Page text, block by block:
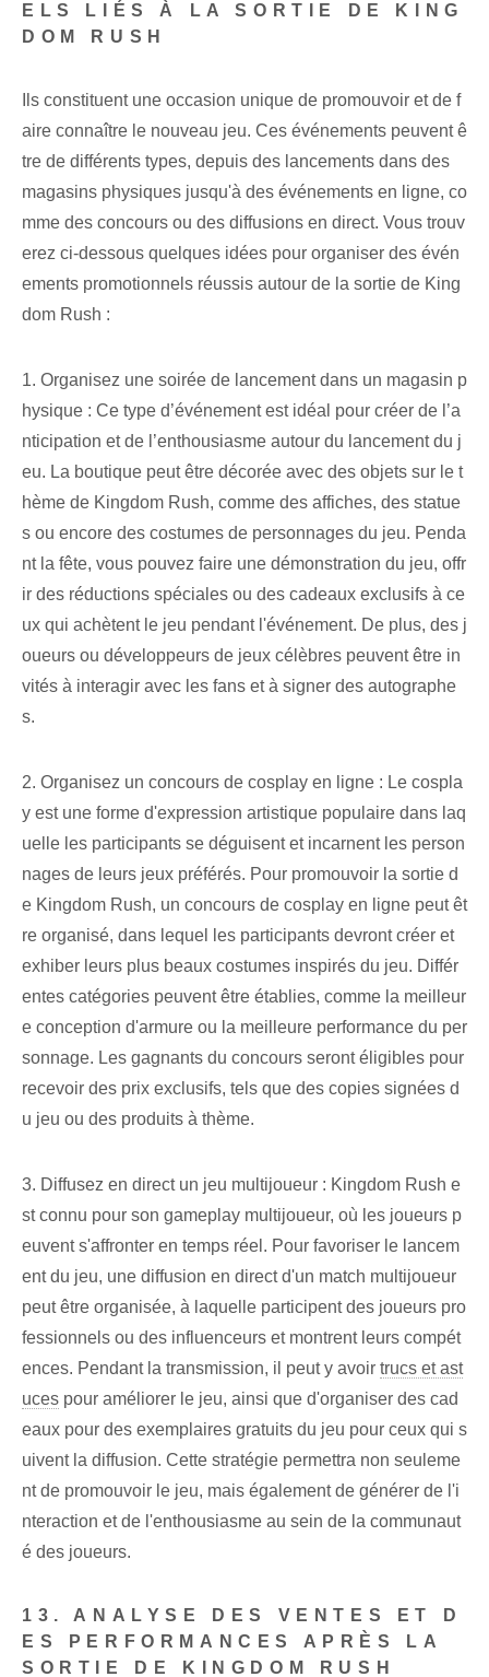
ELS LIÉS À LA SORTIE DE KING
DOM RUSH
Ils constituent une occasion unique de promouvoir et de f
aire connaître le nouveau jeu. Ces événements peuvent ê
tre de différents types, depuis des lancements dans des
magasins physiques jusqu'à des événements en ligne, co
mme des concours ou des diffusions en direct. Vous trouv
erez ci-dessous quelques idées pour organiser des évén
ements promotionnels réussis autour de la sortie de King
dom Rush :
1. Organisez une soirée de lancement dans un magasin p
hysique : Ce type d’événement est idéal pour créer de l’a
nticipation et de l’enthousiasme autour du lancement du j
eu. La boutique peut être décorée avec des objets sur le t
hème de Kingdom Rush, comme des affiches, des statue
s ou encore des costumes de personnages du jeu. Penda
nt la fête, vous pouvez faire une démonstration du jeu, offr
ir des réductions spéciales ou des cadeaux exclusifs à ce
ux qui achètent le jeu pendant l'événement. De plus, des j
oueurs ou développeurs de jeux célèbres peuvent être in
vités à interagir avec les fans et à signer des autographe
s.
2. Organisez un concours de cosplay en ligne : Le cospla
y est une forme d'expression artistique populaire dans laq
uelle les participants se déguisent et incarnent les person
nages de leurs jeux préférés. Pour promouvoir la sortie d
e Kingdom Rush, un concours de cosplay en ligne peut êt
re organisé, dans lequel les participants devront créer et
exhiber leurs plus beaux costumes inspirés du jeu. Différ
entes catégories peuvent être établies, comme la meilleur
e conception d'armure ou la meilleure performance du per
sonnage. Les gagnants du concours seront éligibles pour
recevoir des prix exclusifs, tels que des copies signées d
u jeu ou des produits à thème.
3. Diffusez en direct un jeu multijoueur : Kingdom Rush e
st connu pour son gameplay multijoueur, où les joueurs p
euvent s'affronter en temps réel. Pour favoriser le lancem
ent du jeu, une diffusion en direct d'un match multijoueur
peut être organisée, à laquelle participent des joueurs pro
fessionnels ou des influenceurs et montrent leurs compét
ences. Pendant la transmission, il peut y avoir trucs et ast
uces pour améliorer le jeu, ainsi que d'organiser des cad
eaux pour des exemplaires gratuits du jeu pour ceux qui s
uivent la diffusion. Cette stratégie permettra non seuleme
nt de promouvoir le jeu, mais également de générer de l'i
nteraction et de l'enthousiasme au sein de la communaut
é des joueurs.
13. ANALYSE DES VENTES ET D
ES PERFORMANCES APRÈS LA
SORTIE DE KINGDOM RUSH